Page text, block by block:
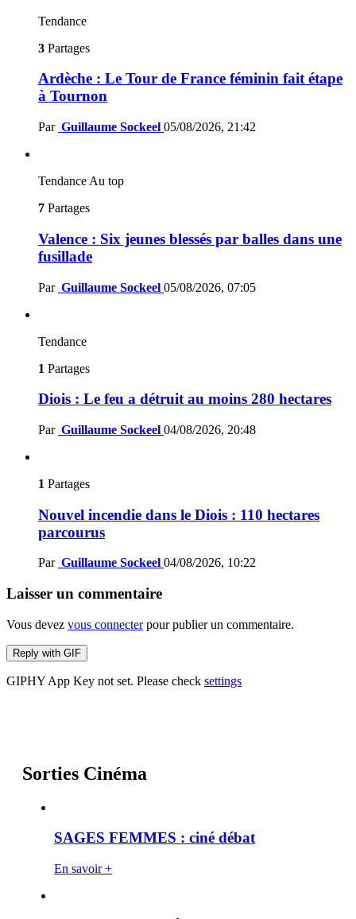
Tendance
3 Partages
Ardèche : Le Tour de France féminin fait étape
à Tournon
Par Guillaume Sockeel 05/08/2026, 21:42
Tendance Au top
7 Partages
Valence : Six jeunes blessés par balles dans une
fusillade
Par Guillaume Sockeel 05/08/2026, 07:05
Tendance
1 Partages
Diois : Le feu a détruit au moins 280 hectares
Par Guillaume Sockeel 04/08/2026, 20:48
1 Partages
Nouvel incendie dans le Diois : 110 hectares
parcourus
Par Guillaume Sockeel 04/08/2026, 10:22
Laisser un commentaire
Vous devez vous connecterpour publier un commentaire.
Reply with GIF
GIPHY App Key not set. Please check settings
Sorties Cinéma
SAGES FEMMES : ciné débat
En savoir +